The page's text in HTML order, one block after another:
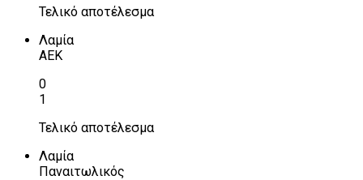
Τελικό αποτέλεσμα
Λαμία
ΑΕΚ
0
1
Τελικό αποτέλεσμα
Λαμία
Παναιτωλικός